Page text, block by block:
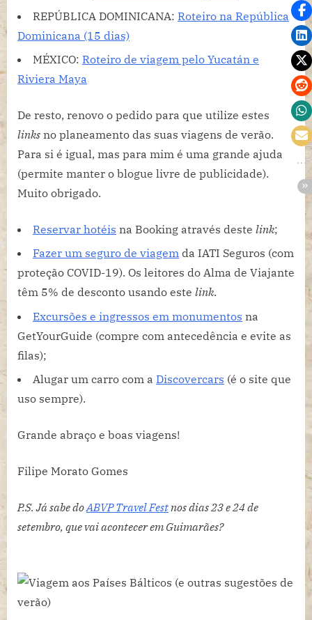
REPÚBLICA DOMINICANA: Roteiro na República
Dominicana (15 dias)
MÉXICO: Roteiro de viagem pelo Yucatán e
Riviera Maya
De resto, renovo o pedido para que utilize estes
links no planeamento das suas viagens de verão.
Para si é igual, mas para mim é uma grande ajuda
(permite manter o blogue livre de publicidade).
Muito obrigado.
Reservar hotéis na Booking através deste link;
Fazer um seguro de viagem da IATI Seguros (com
proteção COVID-19). Os leitores do Alma de Viajante
têm 5% de desconto usando este link.
Excursões e ingressos em monumentos na
GetYourGuide (compre com antecedência e evite as
filas);
Alugar um carro com a Discovercars (é o site que
uso sempre).
Grande abraço e boas viagens!
Filipe Morato Gomes
P.S. Já sabe doABVP Travel Festnos dias 23 e 24 de
setembro, que vai acontecer em Guimarães?